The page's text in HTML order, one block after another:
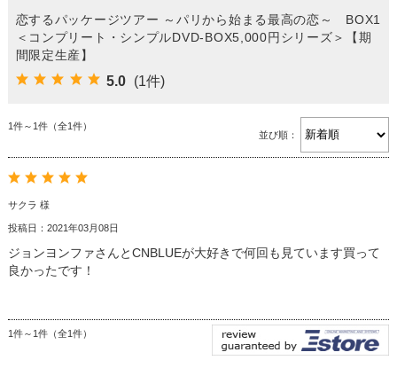
恋するパッケージツアー ～パリから始まる最高の恋～ BOX1
＜コンプリート・シンプルDVD-BOX5,000円シリーズ＞【期
間限定生産】
5.0 (1件)
1件～1件（全1件）
並び順：
サクラ 様
投稿日：2021年03月08日
ジョンヨンファさんとCNBLUEが大好きで何回も見ています買って
良かったです！
1件～1件（全1件）